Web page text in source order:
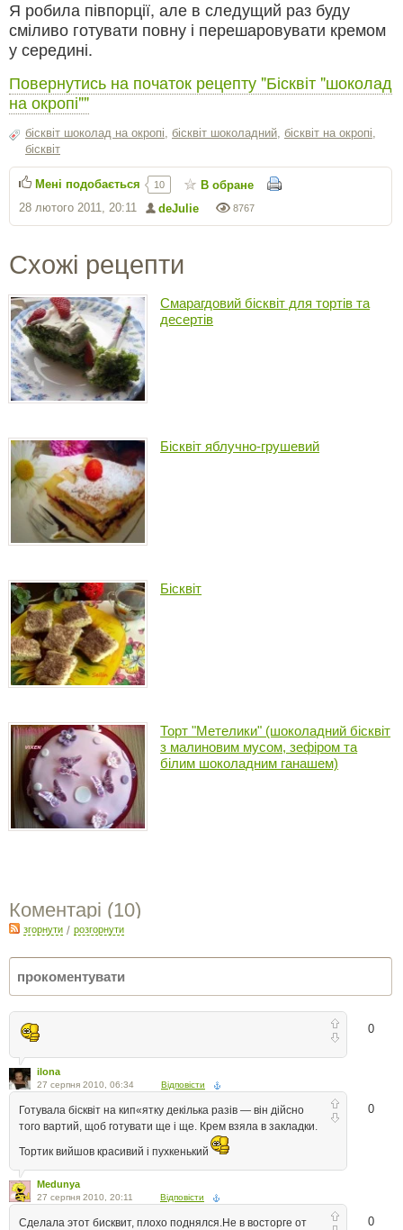
Я робила півпорції, але в следущий раз буду
сміливо готувати повну і перешаровувати кремом
у середині.
Повернутись на початок рецепту "Бісквіт "шоколад
на окропі""
бісквіт шоколад на окропі, бісквіт шоколадний, бісквіт на окропі,
бісквіт
8767
deJulie
28 лютого 2011, 20:11
Мені подобається 10 В обране
Схожі рецепти
Смарагдовий бісквіт для тортів та
десертів
Бісквіт яблучно-грушевий
Бісквіт
Торт "Метелики" (шоколадний бісквіт
з малиновим мусом, зефіром та
білим шоколадним ганашем)
Коментарі (10)
згорнути / розгорнути
0
ilona
27 серпня 2010, 06:34 Відповісти
0
Готувала бісквіт на кип«ятку декілька разів — він дійсно
того вартий, щоб готувати ще і ще. Крем взяла в закладки.
Тортик вийшов красивий і пухкенький
Medunya
27 серпня 2010, 20:11 Відповісти
0
Сделала этот бисквит, плохо поднялся.Не в восторге от